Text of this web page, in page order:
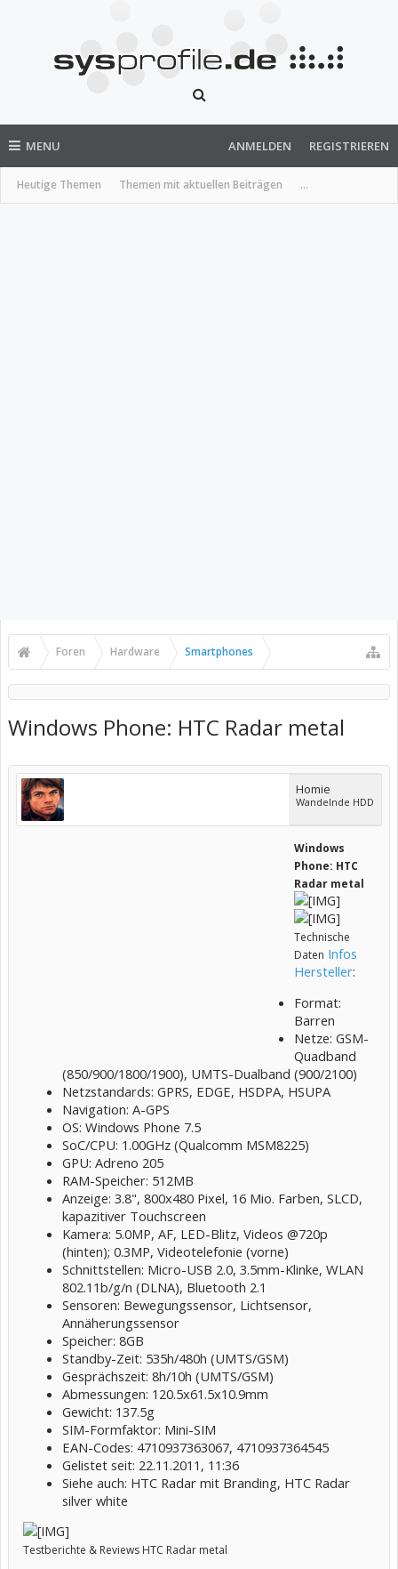
MENU
Heutige Themen Themen mit aktuellen Beiträgen ...
ANMELDEN REGISTRIEREN
Foren Hardware Smartphones
Windows Phone: HTC Radar metal
Homie
Wandelnde HDD
Windows
Phone: HTC
Radar metal
Technische
Daten Infos
Hersteller:
Format:
Barren
Netze: GSM-
Quadband
(850/900/1800/1900), UMTS-Dualband (900/2100)
Netzstandards: GPRS, EDGE, HSDPA, HSUPA
Navigation: A-GPS
OS: Windows Phone 7.5
SoC/CPU: 1.00GHz (Qualcomm MSM8225)
GPU: Adreno 205
RAM-Speicher: 512MB
Anzeige: 3.8", 800x480 Pixel, 16 Mio. Farben, SLCD,
kapazitiver Touchscreen
Kamera: 5.0MP, AF, LED-Blitz, Videos @720p
(hinten); 0.3MP, Videotelefonie (vorne)
Schnittstellen: Micro-USB 2.0, 3.5mm-Klinke, WLAN
802.11b/g/n (DLNA), Bluetooth 2.1
Sensoren: Bewegungssensor, Lichtsensor,
Annäherungssensor
Speicher: 8GB
Standby-Zeit: 535h/480h (UMTS/GSM)
Gesprächszeit: 8h/10h (UMTS/GSM)
Abmessungen: 120.5x61.5x10.9mm
Gewicht: 137.5g
SIM-Formfaktor: Mini-SIM
EAN-Codes: 4710937363067, 4710937364545
Gelistet seit: 22.11.2011, 11:36
Siehe auch: HTC Radar mit Branding, HTC Radar
silver white
Testberichte & Reviews HTC Radar metal